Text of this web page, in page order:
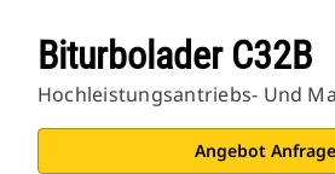
Biturbolader C32B
Hochleistungsantriebs- Und
Angebot